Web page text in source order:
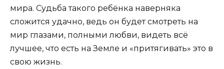
мира. Судьба такого ребёнка наверняка
сложится удачно, ведь он будет смотреть на
мир глазами, полными любви, видеть всё
лучшее, что есть на Земле и «притягивать» это в
свою жизнь.